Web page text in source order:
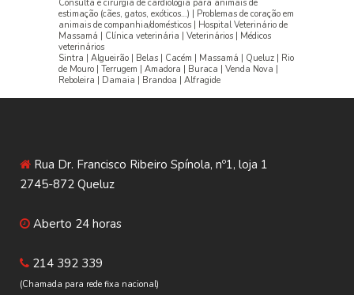
Consulta e cirurgia de cardiologia para animais de
estimação (cães, gatos, exóticos…) | Problemas de coração em
animais de companhia/domésticos | Hospital Veterinário de
Massamá | Clínica veterinária | Veterinários | Médicos
veterinários
Sintra | Algueirão | Belas | Cacém | Massamá | Queluz | Rio
de Mouro | Terrugem | Amadora | Buraca | Venda Nova |
Reboleira | Damaia | Brandoa | Alfragide
Rua Dr. Francisco Ribeiro Spínola, nº1, loja 1
2745-872 Queluz
Aberto 24 horas
214 392 339
(Chamada para rede fixa nacional)